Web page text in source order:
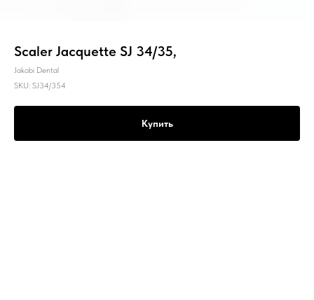
Scaler Jacquette SJ 34/35,
Jakobi Dental
SKU: SJ34/354
Купить